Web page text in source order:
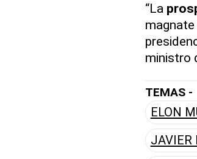
“La
ministro
TEMAS -
ELON
JAVIER